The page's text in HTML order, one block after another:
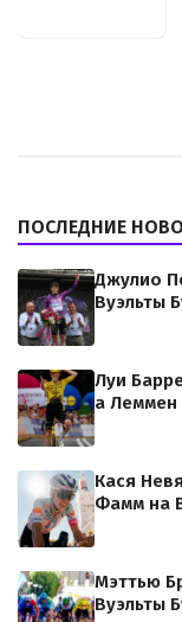
ПОСЛЕДНИЕ
Джулио
Вуэльты
Луи
а Леммен
Кася
Фамм на
Мэттью
Вуэльты